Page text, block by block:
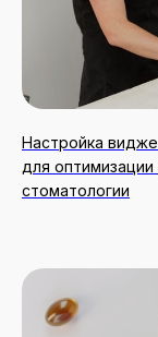
Настройка
для
стоматологии
ДРУГИЕ